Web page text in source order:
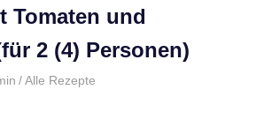
Tomaten und
2 (4) Personen)
Alle Rezepte